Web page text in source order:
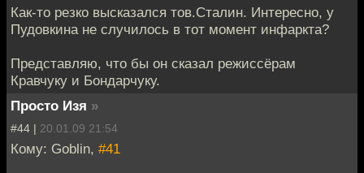
Как-то резко высказался тов.Сталин. Интересно, у
Пудовкина не случилось в тот момент инфаркта?
Представляю, что бы он сказал режиссёрам
Кравчуку и Бондарчуку.
Просто Изя »
#44 | 20.01.09 21:54
Кому: Goblin, #41